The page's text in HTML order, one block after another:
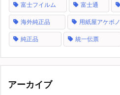
富士フイルム 富士通
海外純正品 用紙屋アケボノ
純正品 統一伝票
アーカイブ